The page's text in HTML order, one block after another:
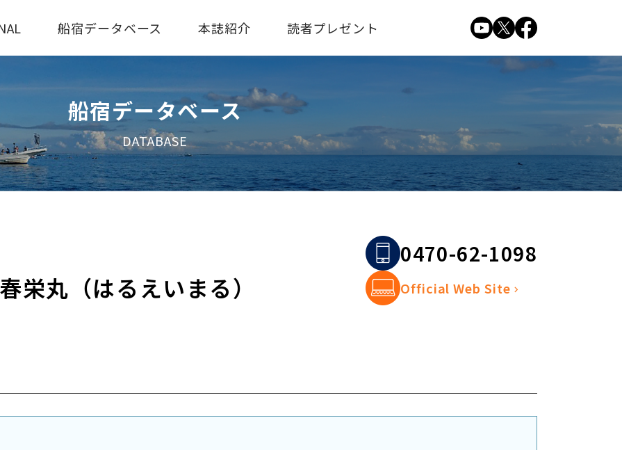
船宿データベース 本誌紹介 読者プレゼント
船宿データベース
DATABASE
栄丸（はるえいまる）
0470-62-1098
Official Web Site